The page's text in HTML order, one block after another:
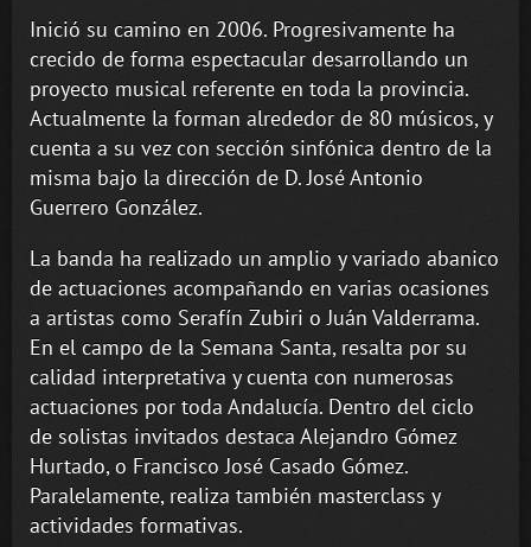
Inició su camino en 2006. Progresivamente ha
crecido de forma espectacular desarrollando un
proyecto musical referente en toda la provincia.
Actualmente la forman alrededor de 80 músicos, y
cuenta a su vez con sección sinfónica dentro de la
misma bajo la dirección de D. José Antonio
Guerrero González.
La banda ha realizado un amplio y variado abanico
de actuaciones acompañando en varias ocasiones
a artistas como Serafín Zubiri o Juán Valderrama.
En el campo de la Semana Santa, resalta por su
calidad interpretativa y cuenta con numerosas
actuaciones por toda Andalucía. Dentro del ciclo
de solistas invitados destaca Alejandro Gómez
Hurtado, o Francisco José Casado Gómez.
Paralelamente, realiza también masterclass y
actividades formativas.